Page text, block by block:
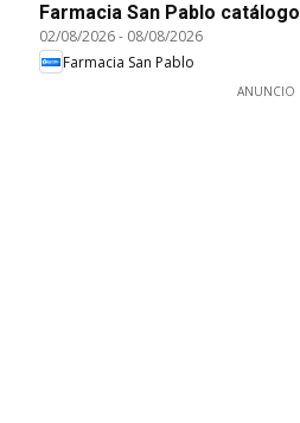
Farmacia San Pablo catálogo
02/08/2026- 08/08/2026
Farmacia San Pablo
ANUNCIO